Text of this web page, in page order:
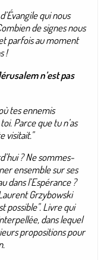
qui nous
de signes nous
parfois au moment
!
n’est pas
tes ennemis
Parce que tu n’as
visitait."
? Ne sommes-
ensemble sur ses
dans l’Espérance ?
Grzybowski
possible". Livre qui
dans lequel
propositions pour